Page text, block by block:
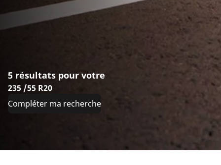
5 résultats pour votre
235 /55 R20
Compléter ma recherche